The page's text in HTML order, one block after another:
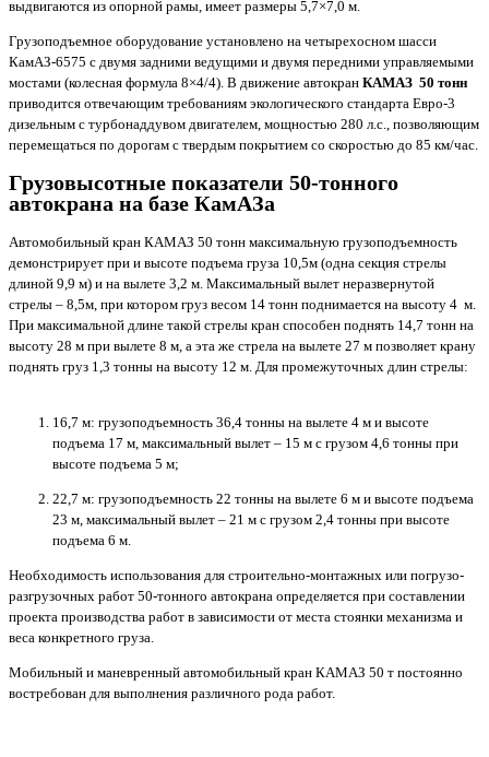
выдвигаются из опорной рамы, имеет размеры 5,7×7,0 м.
Грузоподъемное оборудование установлено на четырехосном шасси
КамАЗ-6575 с двумя задними ведущими и двумя передними управляемыми
мостами (колесная формула 8×4/4). В движение автокран КАМАЗ 50 тонн
приводится отвечающим требованиям экологического стандарта Евро-3
дизельным с турбонаддувом двигателем, мощностью 280 л.с., позволяющим
перемещаться по дорогам с твердым покрытием со скоростью до 85 км/час.
Грузовысотные показатели 50-тонного
автокрана на базе КамАЗа
Автомобильный кран КАМАЗ 50 тонн максимальную грузоподъемность
демонстрирует при и высоте подъема груза 10,5м (одна секция стрелы
длиной 9,9 м) и на вылете 3,2 м. Максимальный вылет неразвернутой
стрелы – 8,5м, при котором груз весом 14 тонн поднимается на высоту 4 м.
При максимальной длине такой стрелы кран способен поднять 14,7 тонн на
высоту 28 м при вылете 8 м, а эта же стрела на вылете 27 м позволяет крану
поднять груз 1,3 тонны на высоту 12 м. Для промежуточных длин стрелы:
16,7 м: грузоподъемность 36,4 тонны на вылете 4 м и высоте
подъема 17 м, максимальный вылет – 15 м с грузом 4,6 тонны при
высоте подъема 5 м;
22,7 м: грузоподъемность 22 тонны на вылете 6 м и высоте подъема
23 м, максимальный вылет – 21 м с грузом 2,4 тонны при высоте
подъема 6 м.
Необходимость использования для строительно-монтажных или погрузо-
разгрузочных работ 50-тонного автокрана определяется при составлении
проекта производства работ в зависимости от места стоянки механизма и
веса конкретного груза.
Мобильный и маневренный автомобильный кран КАМАЗ 50 т постоянно
востребован для выполнения различного рода работ.